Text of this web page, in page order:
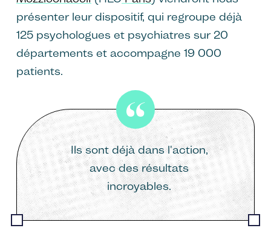
présenter leur dispositif, qui regroupe déjà
125 psychologues et psychiatres sur 20
départements et accompagne 19 000
patients.
Ils sont déjà dans l'action,
avec des résultats
incroyables.